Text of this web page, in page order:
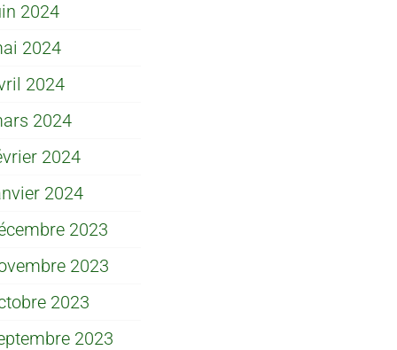
2024
2024
2024
2024
2024
2024
2023
2023
2023
2023